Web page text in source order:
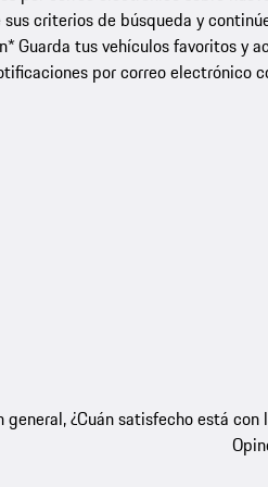
criterios de búsqueda y
Guarda tus vehículos favoritos y
por correo electrónico
general, ¿Cuán satisfecho está